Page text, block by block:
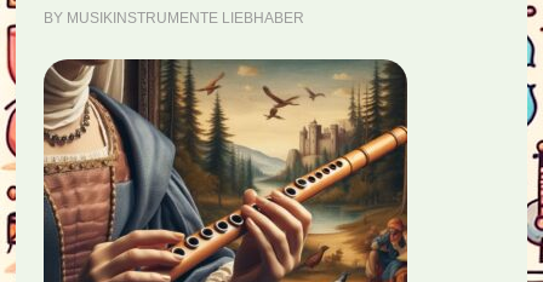
BY MUSIKINSTRUMENTE LIEBHABER